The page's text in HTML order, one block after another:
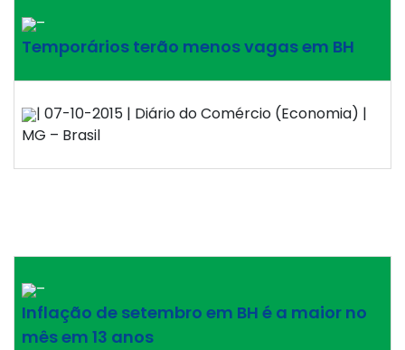
–
Temporários terão menos vagas em BH
| 07-10-2015 | Diário do Comércio (Economia) |
MG – Brasil
–
Inflação de setembro em BH é a maior no
mês em 13 anos